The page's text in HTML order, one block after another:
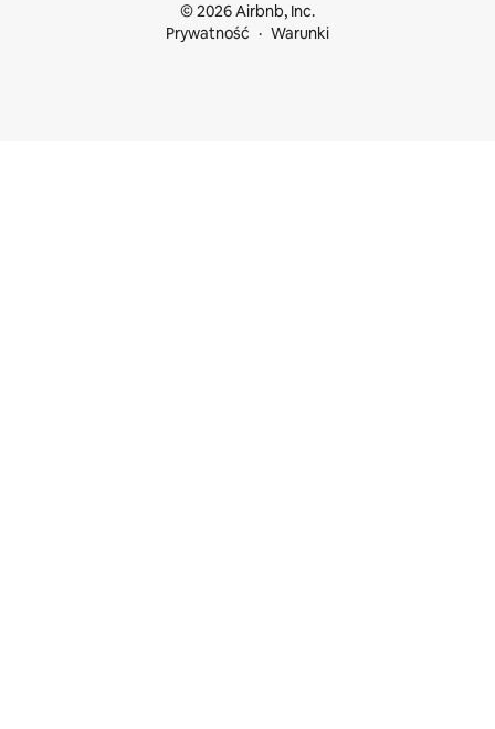
© 2026 Airbnb, Inc.
Prywatność
Warunki